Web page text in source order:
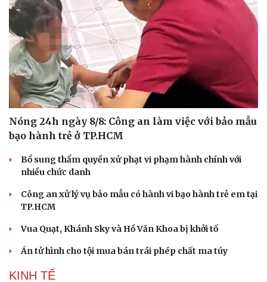
Nóng 24h ngày 8/8: Công an làm việc với bảo mẫu
bạo hành trẻ ở TP.HCM
Bổ sung thẩm quyền xử phạt vi phạm hành chính với
nhiều chức danh
Công an xử lý vụ bảo mẫu có hành vi bạo hành trẻ em tại
TP.HCM
Vua Quạt, Khánh Sky và Hồ Văn Khoa bị khởi tố
Án tử hình cho tội mua bán trái phép chất ma túy
KINH TẾ